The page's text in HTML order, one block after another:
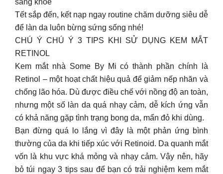
sáng khỏe
Tết sắp đến, kết nạp ngay routine chăm dưỡng siêu dễ
để làn da luôn bừng sứng sống nhé!
CHÚ Ý CHÚ Ý 3 TIPS KHI SỬ DỤNG KEM MẮT
RETINOL
Kem mắt nhà Some By Mi có thành phần chính là
Retinol – một hoạt chất hiệu quả để giảm nếp nhăn và
chống lão hóa. Dù được điều chế với nồng độ an toàn,
nhưng một số làn da quá nhạy cảm, dễ kích ứng vẫn
có khả năng gặp tình trạng bong da, mẩn đỏ khi dùng.
Bạn đừng quá lo lắng vì đây là một phản ứng bình
thường của da khi tiếp xúc với Retinoid. Da quanh mắt
vốn là khu vực khá mỏng và nhạy cảm. Vậy nên, hãy
bỏ túi ngay 3 tips sau để bạn có trải nghiệm kem mắt